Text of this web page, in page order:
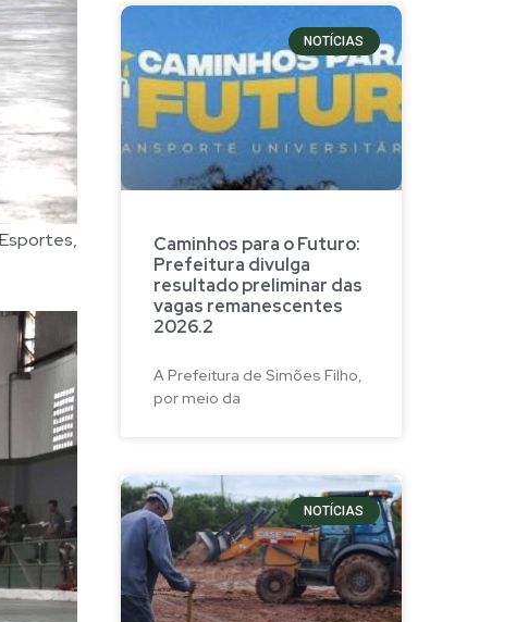
NOTÍCIAS
Caminhos para o Futuro:
Prefeitura divulga
resultado preliminar das
vagas remanescentes
2026.2
A Prefeitura de Simões Filho,
por meio da
NOTÍCIAS